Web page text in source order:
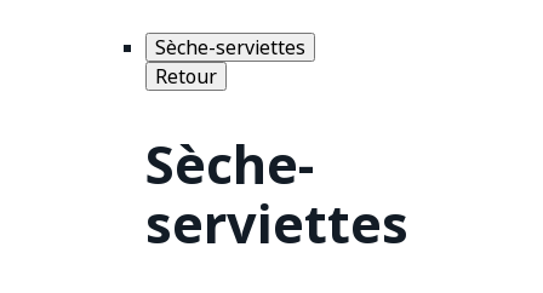
Sèche-serviettes
Retour
Sèche-
serviettes